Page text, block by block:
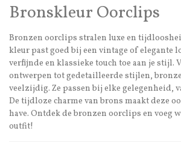
Bronskleur Oorclips
Bronzen oorclips stralen luxe en
kleur past goed bij een vintage of elegante
verfijnde en klassieke touch toe aan je stijl.
ontwerpen tot gedetailleerde stijlen,
veelzijdig. Ze passen bij elke gelegenheid,
De tijdloze charme van brons maakt deze
have. Ontdek de bronzen oorclips en voeg
outfit!